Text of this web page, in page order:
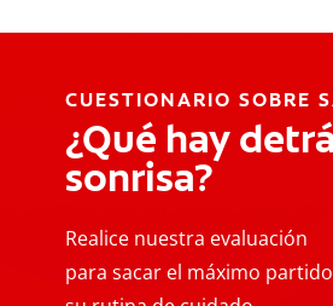
CUESTIONARIO SOBRE
¿Qué hay
sonrisa?
Realice nuestra evaluación
para sacar el máximo